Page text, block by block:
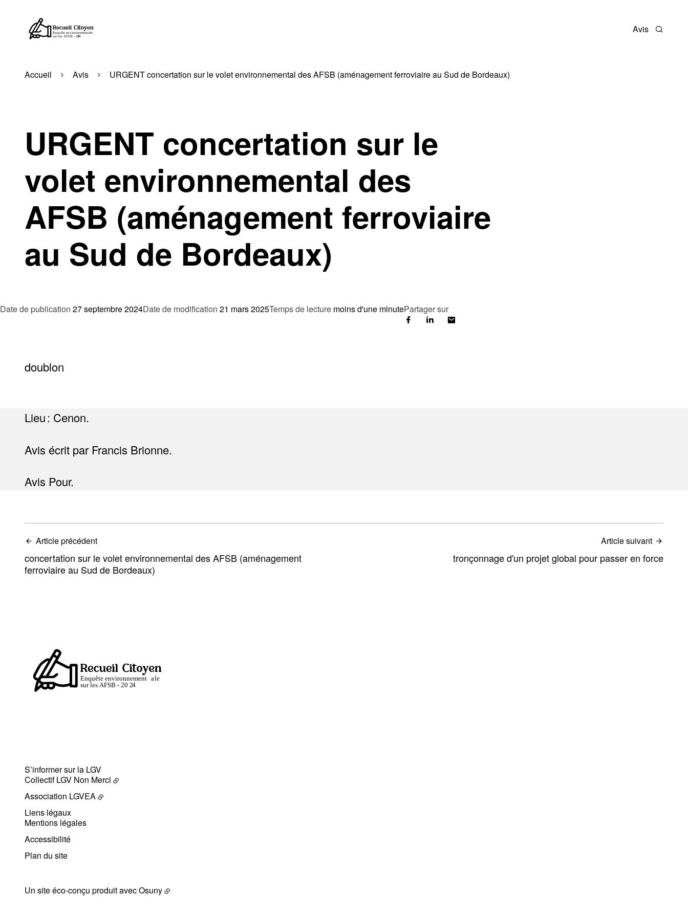
Avis
Accueil Avis URGENT concertation sur le volet environnemental des AFSB (aménagement ferroviaire au Sud de Bordeaux)
URGENT concertation sur le
volet environnemental des
AFSB (aménagement ferroviaire
au Sud de Bordeaux)
Date de publication 27 septembre 2024Date de modification 21 mars 2025Temps de lecture moins d'une minutePartager sur
doublon
Lieu : Cenon.
Avis écrit par Francis Brionne.
Avis Pour.
Article précédent
concertation sur le volet environnemental des AFSB (aménagement
ferroviaire au Sud de Bordeaux)
Article suivant
tronçonnage d'un projet global pour passer en force
S’informer sur la LGV
Collectif LGV Non Merci
Association LGVEA
Liens légaux
Mentions légales
Accessibilité
Plan du site
Un site éco-conçu produit avecOsuny